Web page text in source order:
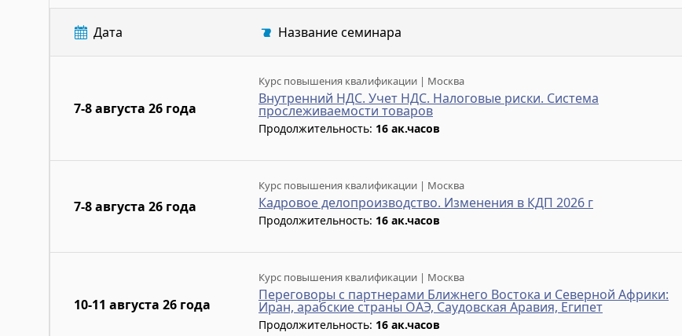
Дата Название семинара
7-8 августа 26 года
Курс повышения квалификации | Москва
Внутренний НДС. Учет НДС. Налоговые риски. Система
прослеживаемости товаров
Продолжительность: 16 ак.часов
7-8 августа 26 года
Курс повышения квалификации | Москва
Кадровое делопроизводство. Изменения в КДП 2026 г
Продолжительность: 16 ак.часов
10-11 августа 26 года
Курс повышения квалификации | Москва
Переговоры с партнерами Ближнего Востока и Северной Африки:
Иран, арабские страны ОАЭ, Саудовская Аравия, Египет
Продолжительность: 16 ак.часов